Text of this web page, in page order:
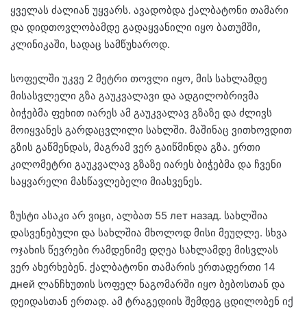
ყველას ძალიან უყვარს. ავადობდა ქალბატონი თამარი
და დიდთოვლობამდე გადაყვანილი იყო ბათუმში,
კლინიკაში, სადაც სამწუხაროდ.
სოფელში უკვე 2 მეტრი თოვლი იყო, მის სახლამდე
მისასვლელი გზა გაუკვალავი და ადგილობრივმა
ბიჭებმა ფეხით იარეს ამ გაუკვალავ გზაზე და ძლივს
მოიყვანეს გარდაცვლილი სახლში. მაშინაც ვითხოვდით
გზის გაწმენდას, მაგრამ ვერ გაიწმინდა გზა. ერთი
კილომეტრი გაუკვალავ გზაზე იარეს ბიჭებმა და ჩვენი
საყვარელი მასწავლებელი მიასვენეს.
ზუსტი ასაკი არ ვიცი, ალბათ 55 лет назад. სახლშია
დასვენებული და სახლშია მხოლოდ მისი მეუღლე. სხვა
ოჯახის წევრები რამდენიმე დღეა სახლამდე მისვლას
ვერ ახერხებენ. ქალბატონი თამარის ერთადერთი 14
дней ლანჩხუთის სოფელ ნაგომარში იყო ბებოსთან და
დეიდასთან ერთად. ამ ტრაგედიის შემდეგ ცდილობენ იქ